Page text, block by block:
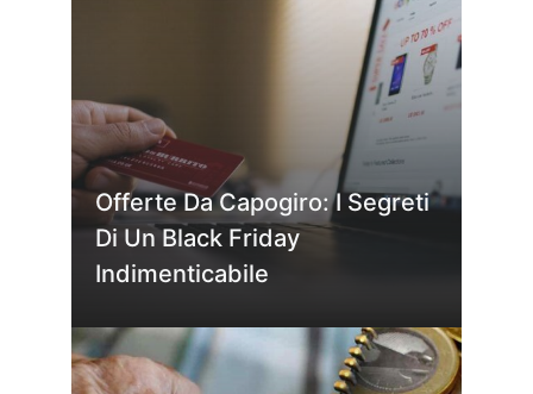
Offerte Da Capogiro: I Segreti
Di Un Black Friday
Indimenticabile